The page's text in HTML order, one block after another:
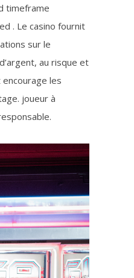
timeframe
. Le casino fournit
sur le
au risque et
les
joueur à